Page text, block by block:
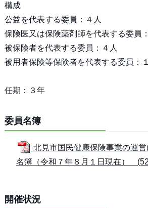
構成
公益を代表する委員：４人
保険医又は保険薬剤師を代表する委員
被保険者を代表する委員：４人
被用者保険等保険者を代表する委員：
任期：３年
委員名簿
北見市国民健康保険事業の運
名簿（令和７年８月１日現在）
開催状況